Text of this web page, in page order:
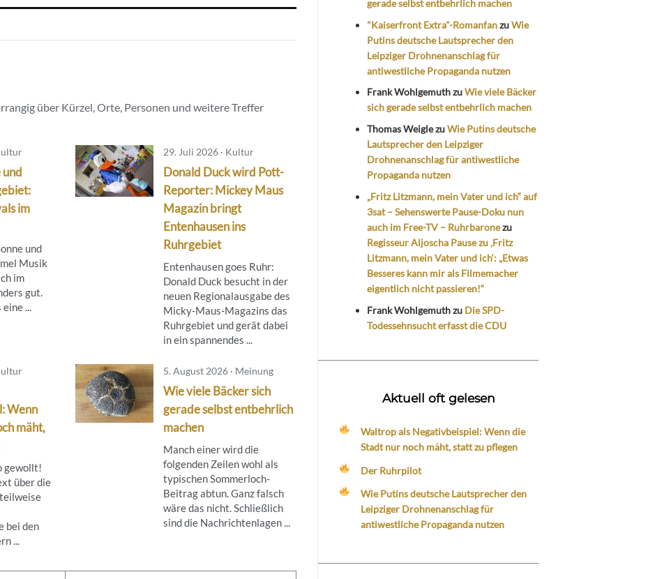
über Kürzel, Orte, Personen und weitere Treffer
und
im
und
Musik
im
gut.
...
29. Juli 2026 · Kultur
Donald Duck wird Pott-
Reporter: Mickey Maus
Magazin bringt
Entenhausen ins
Ruhrgebiet
Entenhausen goes Ruhr:
Donald Duck besucht in der
neuen Regionalausgabe des
Micky‑Maus‑Magazins das
Ruhrgebiet und gerät dabei
in ein spannendes ...
Wenn
mäht,
gewollt!
über die
bei den
...
5. August 2026 · Meinung
Wie viele Bäcker sich
gerade selbst entbehrlich
machen
Manch einer wird die
folgenden Zeilen wohl als
typischen Sommerloch-
Beitrag abtun. Ganz falsch
wäre das nicht. Schließlich
sind die Nachrichtenlagen ...
gerade selbst entbehrlich machen
"Kaiserfront Extra"-RomanfanzuWie
Putins deutsche Lautsprecher den
Leipziger Drohnenanschlag für
antiwestliche Propaganda nutzen
Frank WohlgemuthzuWie viele Bäcker
sich gerade selbst entbehrlich machen
Thomas WeiglezuWie Putins deutsche
Lautsprecher den Leipziger
Drohnenanschlag für antiwestliche
Propaganda nutzen
„Fritz Litzmann, mein Vater und ich“ auf
3sat – Sehenswerte Pause-Doku nun
auch im Free-TV – Ruhrbaronezu
Regisseur Aljoscha Pause zu ‚Fritz
Litzmann, mein Vater und ich‘: „Etwas
Besseres kann mir als Filmemacher
eigentlich nicht passieren!“
Frank Wohlgemuthzu Die SPD-
Todessehnsucht erfasst die CDU
Aktuell oft gelesen
Waltrop als Negativbeispiel: Wenn die
Stadt nur noch mäht, statt zu pflegen
Der Ruhrpilot
Wie Putins deutsche Lautsprecher den
Leipziger Drohnenanschlag für
antiwestliche Propaganda nutzen